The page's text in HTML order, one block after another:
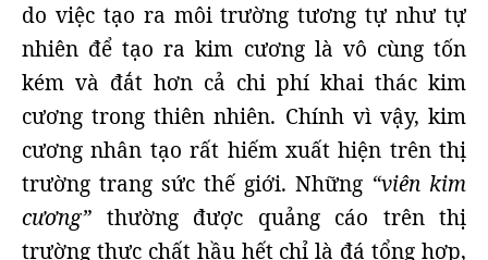
do việc tạo ra môi trường tương tự như tự
nhiên để tạo ra kim cương là vô cùng tốn
kém và đắt hơn cả chi phí khai thác kim
cương trong thiên nhiên. Chính vì vậy, kim
cương nhân tạo rất hiếm xuất hiện trên thị
trường trang sức thế giới. Những “viên kim
cương” thường được quảng cáo trên thị
trường thực chất hầu hết chỉ là đá tổng hợp,